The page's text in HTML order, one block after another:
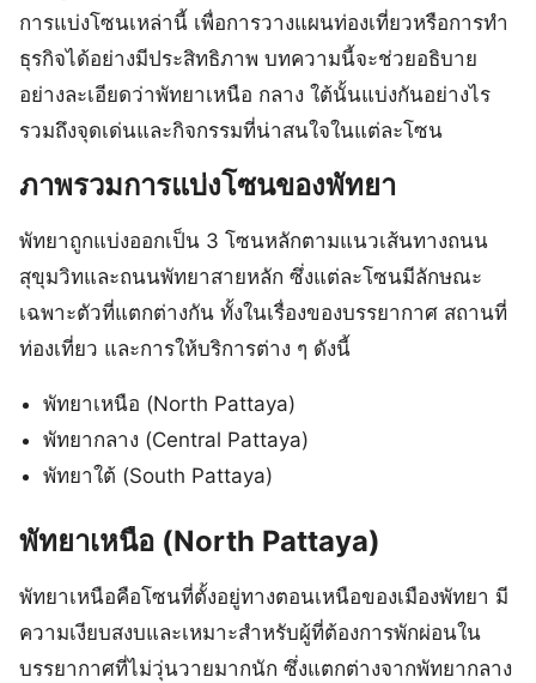
การแบ่งโซนเหล่านี้ เพื่อการวางแผนท่องเที่ยวหรือการทำ
ธุรกิจได้อย่างมีประสิทธิภาพ บทความนี้จะช่วยอธิบาย
อย่างละเอียดว่าพัทยาเหนือ กลาง ใต้นั้นแบ่งกันอย่างไร
รวมถึงจุดเด่นและกิจกรรมที่น่าสนใจในแต่ละโซน
ภาพรวมการแบ่งโซนของพัทยา
พัทยาถูกแบ่งออกเป็น 3 โซนหลักตามแนวเส้นทางถนน
สุขุมวิทและถนนพัทยาสายหลัก ซึ่งแต่ละโซนมีลักษณะ
เฉพาะตัวที่แตกต่างกัน ทั้งในเรื่องของบรรยากาศ สถานที่
ท่องเที่ยว และการให้บริการต่าง ๆ ดังนี้
พัทยาเหนือ (North Pattaya)
พัทยากลาง (Central Pattaya)
พัทยาใต้ (South Pattaya)
พัทยาเหนือ (North Pattaya)
พัทยาเหนือคือโซนที่ตั้งอยู่ทางตอนเหนือของเมืองพัทยา มี
ความเงียบสงบและเหมาะสำหรับผู้ที่ต้องการพักผ่อนใน
บรรยากาศที่ไม่วุ่นวายมากนัก ซึ่งแตกต่างจากพัทยากลาง